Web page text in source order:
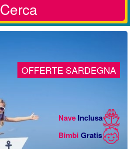
Cerca
OFFERTE SARDEGNA
NaveInclusa
Bimbi Gratis